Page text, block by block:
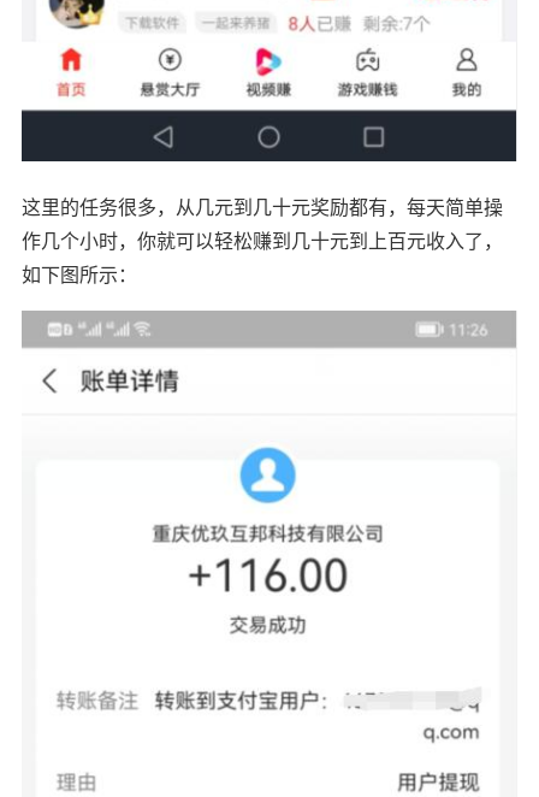
这里的任务很多，从几元到几十元奖励都有，每天简单操
作几个小时，你就可以轻松赚到几十元到上百元收入了，
如下图所示：